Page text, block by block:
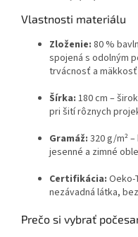
Vlastnosti materiálu
Zloženie: 80 %
spojená s odolným
trvácnosť a
Šírka: 180 cm –
pri šití rôznych
Gramáž: 320 g/m²
jesenné a zimné
Certifikácia: Oeko-
nezávadná látka,
Prečo si vybrať